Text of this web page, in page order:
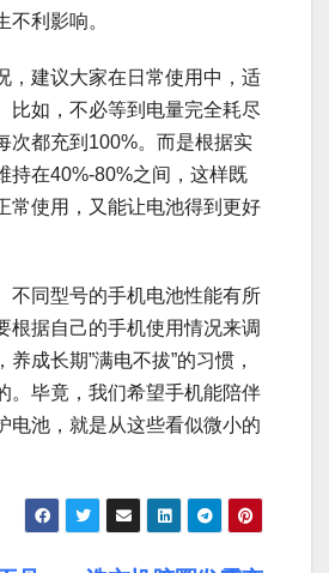
不利影响。
，建议大家在日常使用中，适
比如，不必等到电量完全耗尽
次都充到100%。而是根据实
持在40%-80%之间，这样既
常使用，又能让电池得到更好
不同型号的手机电池性能有所
根据自己的手机使用情况来调
成长期”满电不拔”的习惯，
。毕竟，我们希望手机能陪伴
电池，就是从这些看似微小的